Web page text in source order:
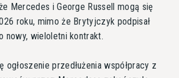
Mercedes i George Russell mogą się
roku, mimo że Brytyjczyk podpisał
nowy, wieloletni kontrakt.
ogłoszenie przedłużenia współpracy z